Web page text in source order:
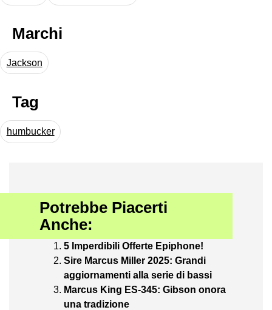
Marchi
Jackson
Tag
humbucker
Potrebbe Piacerti
Anche:
5 Imperdibili Offerte Epiphone!
Sire Marcus Miller 2025: Grandi
aggiornamenti alla serie di bassi
Marcus King ES-345: Gibson onora
una tradizione